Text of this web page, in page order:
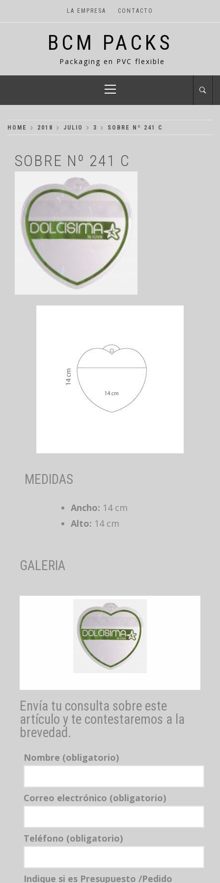
LA EMPRESA CONTACTO
BCM PACKS
Packaging en PVC flexible
HOME 2018 JULIO 3 SOBRE Nº 241 C
SOBRE Nº 241 C
MEDIDAS
Ancho: 14 cm
Alto: 14 cm
GALERIA
Envía tu consulta sobre este
artículo y te contestaremos a la
brevedad.
Nombre (obligatorio)
Correo electrónico (obligatorio)
Teléfono (obligatorio)
Indique si es Presupuesto /Pedido